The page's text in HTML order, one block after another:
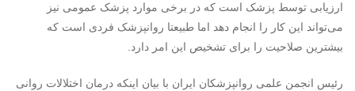
ارزیابی توسط پزشک است که در برخی موارد پزشک عمومی نیز
می‌تواند این کار را انجام دهد اما طبیعتا روانپزشک فردی است که
بیشترین صلاحیت را برای تشخیص این امر دارد.
رئیس انجمن علمی روانپزشکان ایران با بیان اینکه درمان اختلالات روانی